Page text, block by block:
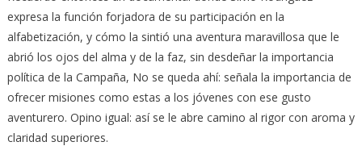
expresa la función forjadora de su participación en la
alfabetización, y cómo la sintió una aventura maravillosa que le
abrió los ojos del alma y de la faz, sin desdeñar la importancia
política de la Campaña, No se queda ahí: señala la importancia de
ofrecer misiones como estas a los jóvenes con ese gusto
aventurero. Opino igual: así se le abre camino al rigor con aroma y
claridad superiores.